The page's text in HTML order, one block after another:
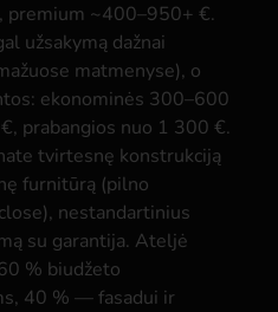
~400–950+ €.
užsakymą dažnai
matmenyse), o
ekonominės 300–600
prabangios nuo 1 300 €.
tvirtesnę konstrukciją
furnitūrą (pilno
nestandartinius
su garantija. Ateljė
% biudžeto
40 % — fasadui ir